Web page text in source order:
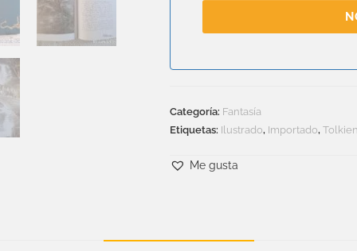
Categoría: Fantasía
Etiquetas: Ilustrado, Importado,
Me gusta